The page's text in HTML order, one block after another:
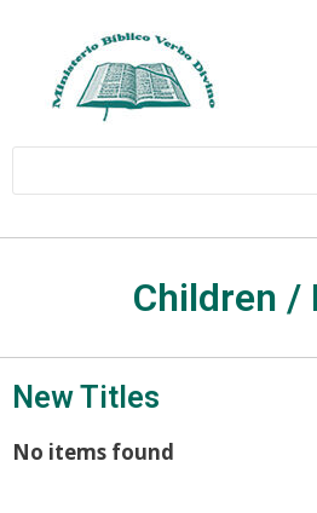
Children /
New Titles
No items found